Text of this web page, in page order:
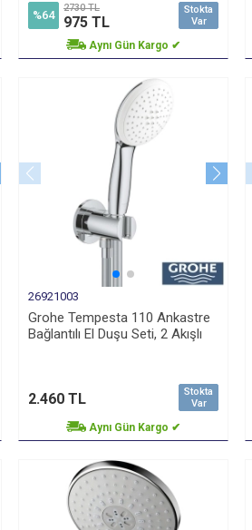
%64
Stokta
Var
2730 TL
975 TL
Aynı Gün Kargo ✔
26921003
Grohe Tempesta 110 Ankastre
Bağlantılı El Duşu Seti, 2 Akışlı
Stokta
Var
2.460 TL
Aynı Gün Kargo ✔